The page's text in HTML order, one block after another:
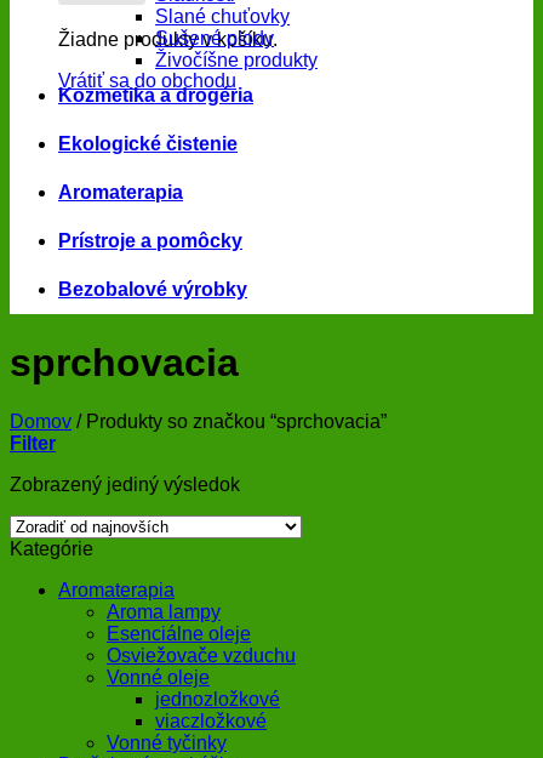
Žiadne produkty v košíku.
Vrátiť sa do obchodu
Slané chuťovky
Sušené plody
Živočíšne produkty
Kozmetika a drogéria
Ekologické čistenie
Aromaterapia
Prístroje a pomôcky
Bezobalové výrobky
sprchovacia
Domov /Produkty so značkou “sprchovacia”
Filter
Zobrazený jediný výsledok
Kategórie
Aromaterapia
Aroma lampy
Esenciálne oleje
Osviežovače vzduchu
Vonné oleje
jednozložkové
viaczložkové
Vonné tyčinky